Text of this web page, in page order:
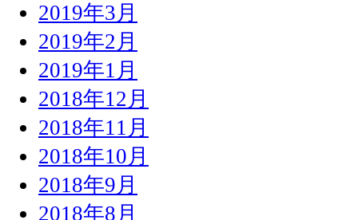
2019年3月
2019年2月
2019年1月
2018年12月
2018年11月
2018年10月
2018年9月
2018年8月